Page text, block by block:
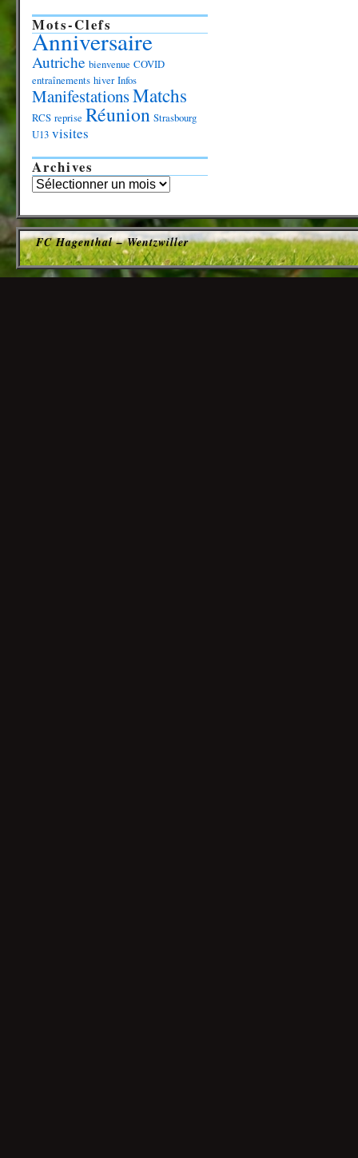
Mots-Clefs
Anniversaire
Autriche bienvenue COVID
entraînements hiver Infos
ManifestationsMatchs
RCS reprise Réunion Strasbourg
U13 visites
Archives
FC Hagenthal – Wentzwiller